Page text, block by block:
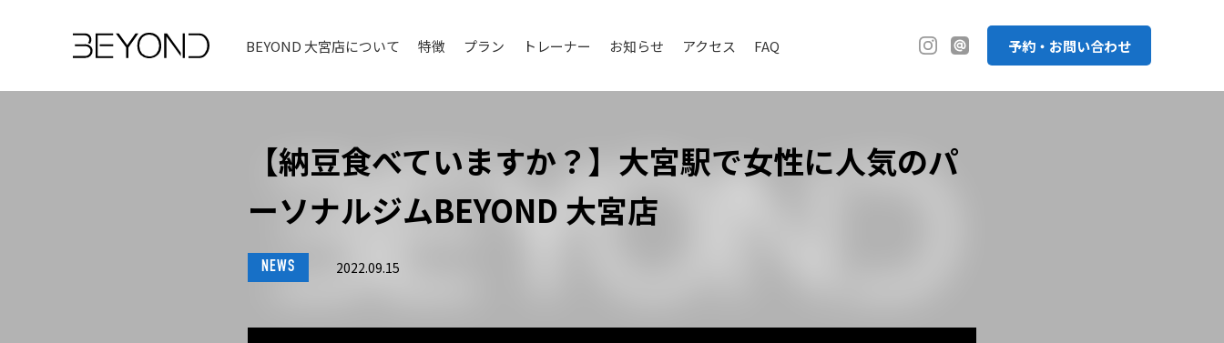
BEYOND 大宮店について 特徴 プラン トレーナー お知らせ アクセス FAQ 予約・お問い合わせ
【納豆食べていますか？】大宮駅で女性に人気のパ
ーソナルジムBEYOND 大宮店
NEWS 2022.09.15